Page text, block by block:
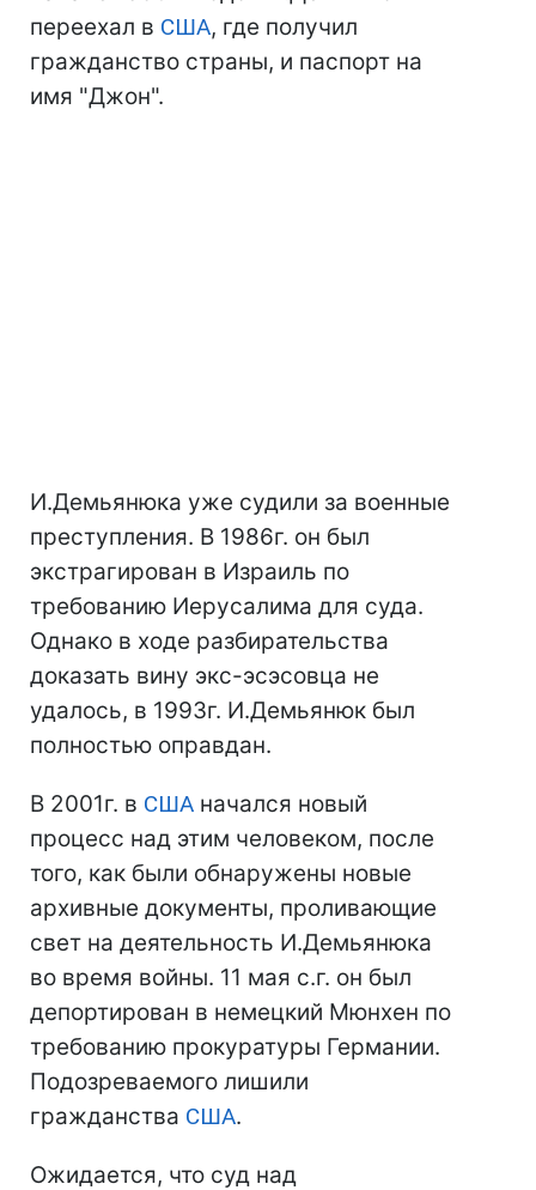
переехал в США, где получил
гражданство страны, и паспорт на
имя "Джон".
И.Демьянюка уже судили за военные
преступления. В 1986г. он был
экстрагирован в Израиль по
требованию Иерусалима для суда.
Однако в ходе разбирательства
доказать вину экс-эсэсовца не
удалось, в 1993г. И.Демьянюк был
полностью оправдан.
В 2001г. в США начался новый
процесс над этим человеком, после
того, как были обнаружены новые
архивные документы, проливающие
свет на деятельность И.Демьянюка
во время войны. 11 мая с.г. он был
депортирован в немецкий Мюнхен по
требованию прокуратуры Германии.
Подозреваемого лишили
гражданства США.
Ожидается, что суд над